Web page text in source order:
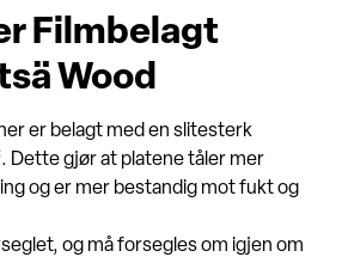
Filmbelagt
Wood
er belagt med en slitesterk
Dette gjør at platene tåler mer
og er mer bestandig mot fukt og
og må forsegles om igjen om